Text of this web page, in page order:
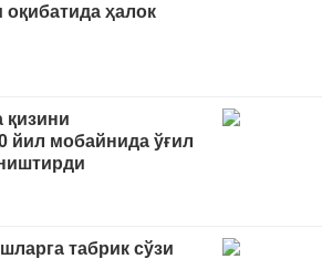
оқибатида ҳалок
қизини
йил мобайнида ўғил
табрик сўзи